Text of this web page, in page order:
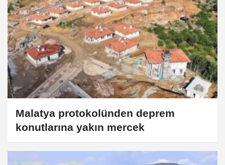
Malatya protokolünden deprem
konutlarına yakın mercek